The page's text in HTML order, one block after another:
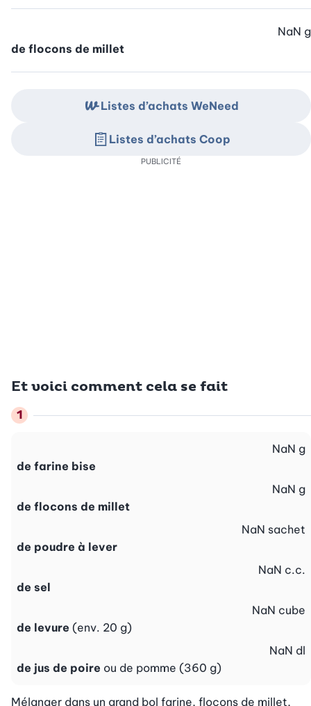
de flocons de millet
NaN g
Et voici comment cela se fait
de farine bise
NaN g
de flocons de millet
NaN g
de poudre à lever
NaN sachet
de sel
NaN c.c.
de levure (env. 20 g)
NaN cube
de jus de poire ou de pomme (360 g)
NaN dl
Mélanger dans un grand bol farine, flocons de millet,
Listes d’achats WeNeed
Listes d’achats Coop
PUBLICITÉ